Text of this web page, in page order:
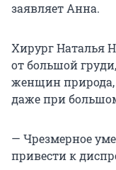
заявляет Анна.
Хирург Наталья
от большой
женщин природа,
даже при
— Чрезмерное
привести к